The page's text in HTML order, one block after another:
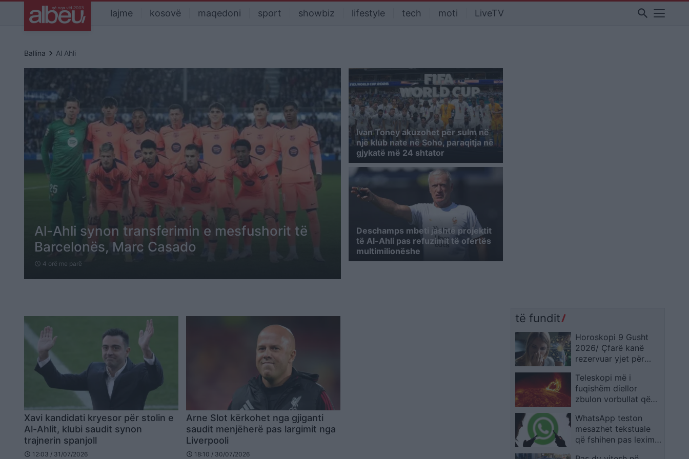
lajme kosovë maqedoni sport showbiz lifestyle tech moti LiveTV search
Ballina keyboard_arrow_right Al Ahli
Al-Ahli synon transferimin e mesfushorit të
Barcelonës, Marc Casado
schedule 4 orë me parë
Ivan Toney akuzohet për sulm në
një klub nate në Soho, paraqitja në
gjykatë më 24 shtator
Deschamps mbeti jashtë projektit
të Al-Ahli pas refuzimit të ofertës
multimilionëshe
Xavi kandidati kryesor për stolin e
Al-Ahlit, klubi saudit synon
trajnerin spanjoll
schedule 12:03 / 31/07/2026
Arne Slot kërkohet nga gjiganti
saudit menjëherë pas largimit nga
Liverpooli
schedule 18:10 / 30/07/2026
të fundit
Horoskopi 9 Gusht
2026/ Çfarë kanë
rezervuar yjet për
Teleskopi më i
fuqishëm diellor
zbulon vorbullat që
hapësinor të Tokës
WhatsApp teston
mesazhet tekstuale
që fshihen pas leximit